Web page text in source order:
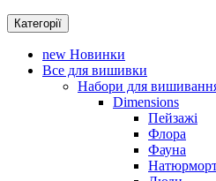
Категорії
new Новинки
Все для вишивки
Набори для
Dimensions
Пейзажі
Флора
Фауна